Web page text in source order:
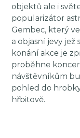
objektů ale i
popularizátor
Gembec, který
a objasní jevy jež
konání akce je
proběhne
návštěvníkům
pohled do
hřbitově.